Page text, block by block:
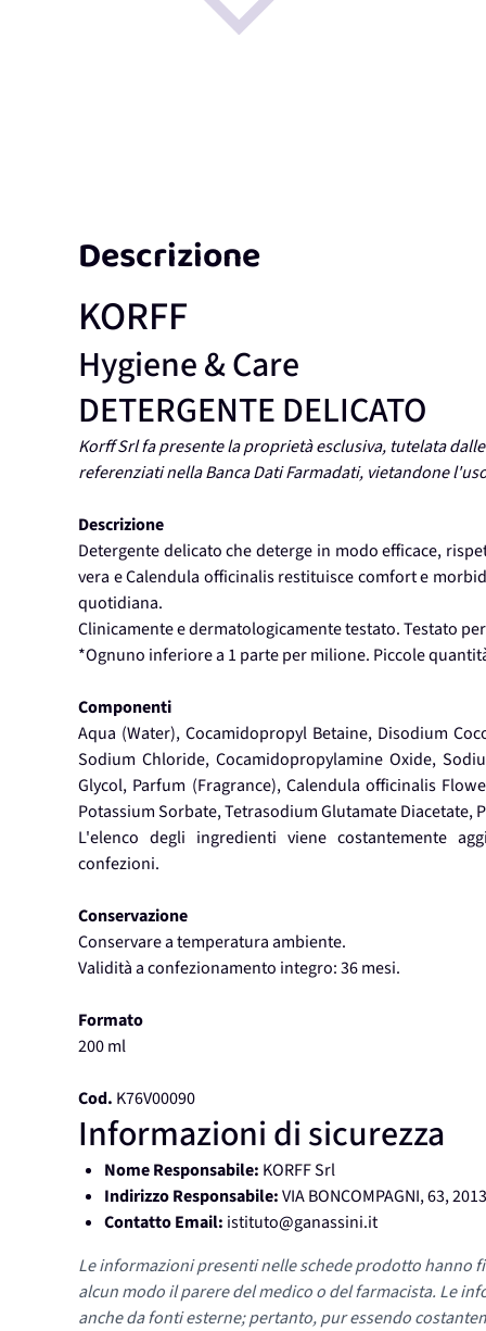
Descrizione
KORFF
Hygiene & Care
DETERGENTE DELICATO
Korff Srl fa presente la proprietà esclusiva, tutelata
referenziati nella Banca Dati Farmadati, vietandone
Descrizione
Detergente delicato che deterge in modo efficace,
vera e Calendula officinalis restituisce comfort e
quotidiana.
Clinicamente e dermatologicamente testato. Testato
*Ognuno inferiore a 1 parte per milione. Piccole
Componenti
Aqua (Water), Cocamidopropyl Betaine, Disodium
Sodium Chloride, Cocamidopropylamine Oxide,
Glycol, Parfum (Fragrance), Calendula officinalis
Potassium Sorbate, Tetrasodium Glutamate Diacetate,
L'elenco degli ingredienti viene costantemente
confezioni.
Conservazione
Conservare a temperatura ambiente.
Validità a confezionamento integro: 36 mesi.
Formato
200 ml
Cod. K76V00090
Informazioni di sicurezza
Nome Responsabile: KORFF Srl
Indirizzo Responsabile:VIA BONCOMPAGNI, 63,
Contatto Email: istituto@ganassini.it
Le informazioni presenti nelle schede prodotto hanno
alcun modo il parere del medico o del farmacista. Le
anche da fonti esterne; pertanto, pur essendo